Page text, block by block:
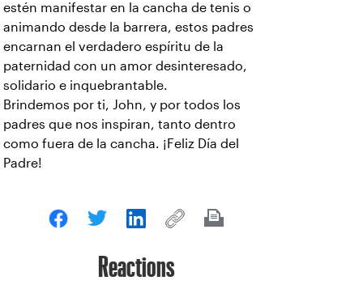
estén manifestar en la cancha de tenis o
animando desde la barrera, estos padres
encarnan el verdadero espíritu de la
paternidad con un amor desinteresado,
solidario e inquebrantable.
Brindemos por ti, John, y por todos los
padres que nos inspiran, tanto dentro
como fuera de la cancha. ¡Feliz Día del
Padre!
Reactions